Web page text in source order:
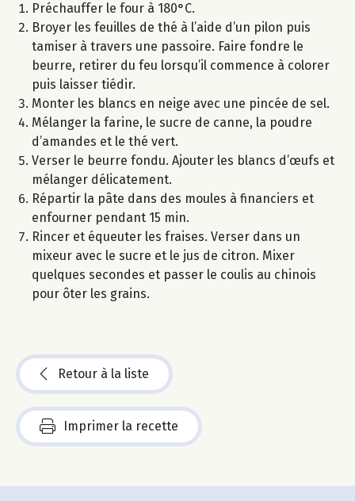
Préchauffer le four à 180°C.
Broyer les feuilles de thé à l’aide d’un pilon puis
tamiser à travers une passoire. Faire fondre le
beurre, retirer du feu lorsqu’il commence à colorer
puis laisser tiédir.
Monter les blancs en neige avec une pincée de sel.
Mélanger la farine, le sucre de canne, la poudre
d’amandes et le thé vert.
Verser le beurre fondu. Ajouter les blancs d’œufs et
mélanger délicatement.
Répartir la pâte dans des moules à financiers et
enfourner pendant 15 min.
Rincer et équeuter les fraises. Verser dans un
mixeur avec le sucre et le jus de citron. Mixer
quelques secondes et passer le coulis au chinois
pour ôter les grains.
Retour à la liste
Imprimer la recette